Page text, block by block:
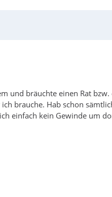
und bräuchte einen Rat bzw.
brauche. Hab schon
einfach kein Gewinde um